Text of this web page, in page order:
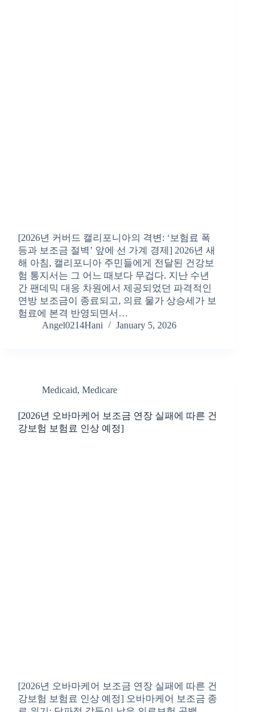
[2026년 커버드 캘리포니아의 격변: ‘보험료 폭
등과 보조금 절벽’ 앞에 선 가계 경제] 2026년 새
해 아침, 캘리포니아 주민들에게 전달된 건강보
험 통지서는 그 어느 때보다 무겁다. 지난 수년
간 팬데믹 대응 차원에서 제공되었던 파격적인
연방 보조금이 종료되고, 의료 물가 상승세가 보
험료에 본격 반영되면서…
Angel0214Hani
January 5, 2026
Medicaid, Medicare
[2026년 오바마케어 보조금 연장 실패에 따른 건
강보험 보험료 인상 예정]
[2026년 오바마케어 보조금 연장 실패에 따른 건
강보험 보험료 인상 예정] 오바마케어 보조금 종